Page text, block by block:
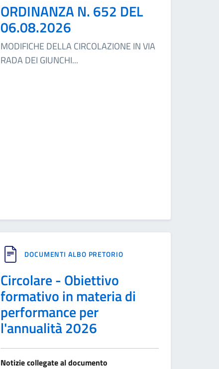
ORDINANZA N. 652 DEL
06.08.2026
MODIFICHE DELLA CIRCOLAZIONE IN VIA
RADA DEI GIUNCHI...
DOCUMENTI ALBO PRETORIO
Circolare - Obiettivo
formativo in materia di
performance per
l'annualità 2026
Notizie collegate al documento